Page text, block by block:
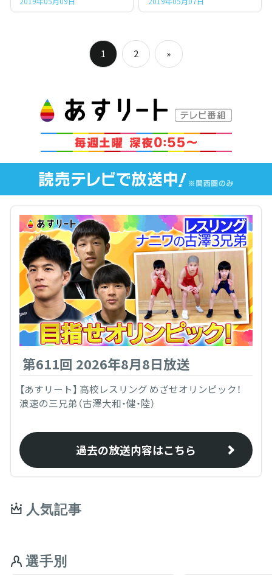
1 2 Next
Posts
»
第611回 2026年8月8日放送
【あすリート】 高校レスリング めざせオリンピック！
浪速の三兄弟（古澤大和・健・陸）
過去の放送内容はこちら
人気記事
選手別